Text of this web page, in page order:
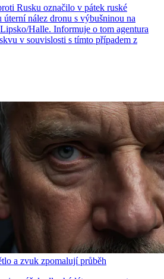
Rusku označilo v pátek ruské
nález dronu s výbušninou na
Halle. Informuje o tom agentura
v souvislosti s tímto případem z
a zvuk zpomalují průběh